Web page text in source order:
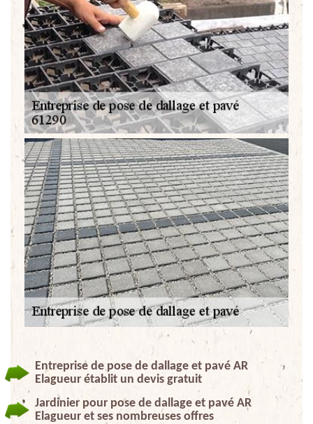
Entreprise de pose de dallage et pavé AR
Elagueur établit un devis gratuit
Jardinier pour pose de dallage et pavé AR
Elagueur et ses nombreuses offres